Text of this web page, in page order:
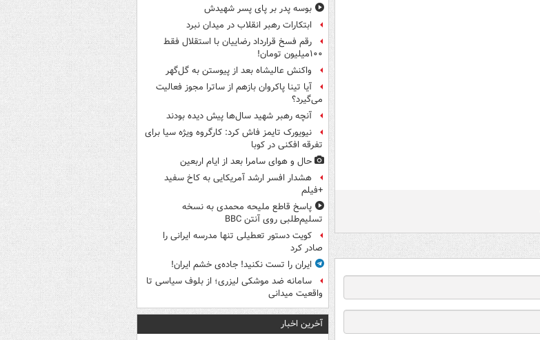
بوسه‌ پدر بر پای پسر شهیدش
ابتکارات رهبر انقلاب در میدان نبرد
رقم فسخ قرارداد رضاییان با استقلال فقط
۱۰۰میلیون تومان!
واکنش عالیشاه بعد از پیوستن به گل‌گهر
آیا تینا پاکروان بازهم از ساترا مجوز فعالیت
می‌گیرد؟
آنچه رهبر شهید سال‌ها پیش دیده بودند
نیویورک تایمز فاش کرد: کارگروه ویژه سیا برای
تفرقه افکنی در کوبا
حال و هوای سامرا بعد از ایام اربعین
هشدار افسر ارشد آمریکایی به کاخ سفید
+فیلم
پاسخ قاطع ملیحه محمدی به نسخه
تسلیم‌طلبی روی آنتن BBC
کویت دستور تعطیلی تنها مدرسه ایرانی را
صادر کرد
ایران را تست نکنید! جاده‌ی خشم ایران!
سامانه ضد موشکی لیزری؛ از بلوف سیاسی تا
واقعیت میدانی
آخرین اخبار